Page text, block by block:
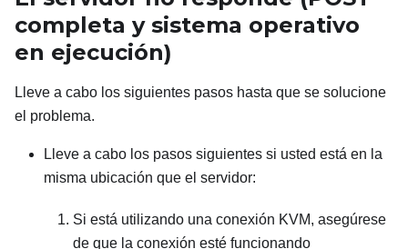
completa y sistema operativo
en ejecución)
Lleve a cabo los siguientes pasos hasta que se solucione
el problema.
Lleve a cabo los pasos siguientes si usted está en la
misma ubicación que el servidor:
Si está utilizando una conexión KVM, asegúrese
de que la conexión esté funcionando